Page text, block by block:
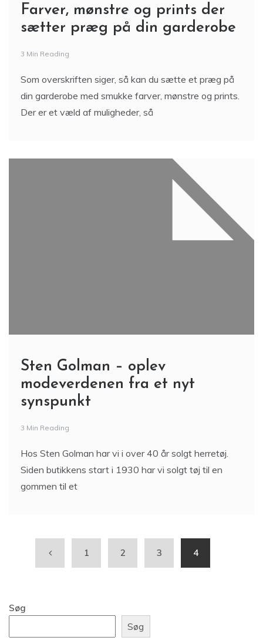
Farver, mønstre og prints der
sætter præg på din garderobe
3 Min Reading
Som overskriften siger, så kan du sætte et præg på
din garderobe med smukke farver, mønstre og prints.
Der er et væld af muligheder, så
Sten Golman – oplev
modeverdenen fra et nyt
synspunkt
3 Min Reading
Hos Sten Golman har vi i over 40 år solgt herretøj.
Siden butikkens start i 1930 har vi solgt tøj til en
gommen til et
1 2 3 4
Søg
Søg